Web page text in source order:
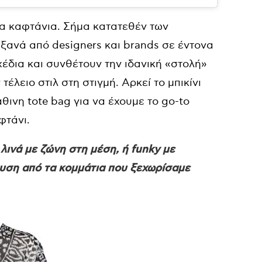
καφτάνια. Σήμα κατατεθέν των
από designers και brands σε έντονα
και συνθέτουν την ιδανική «στολή»
στιλ στη στιγμή. Αρκεί το μπικίνι
tote bag για να έχουμε το go-to
με ζώνη στη μέση, ή funky με
από τα κομμάτια που ξεχωρίσαμε